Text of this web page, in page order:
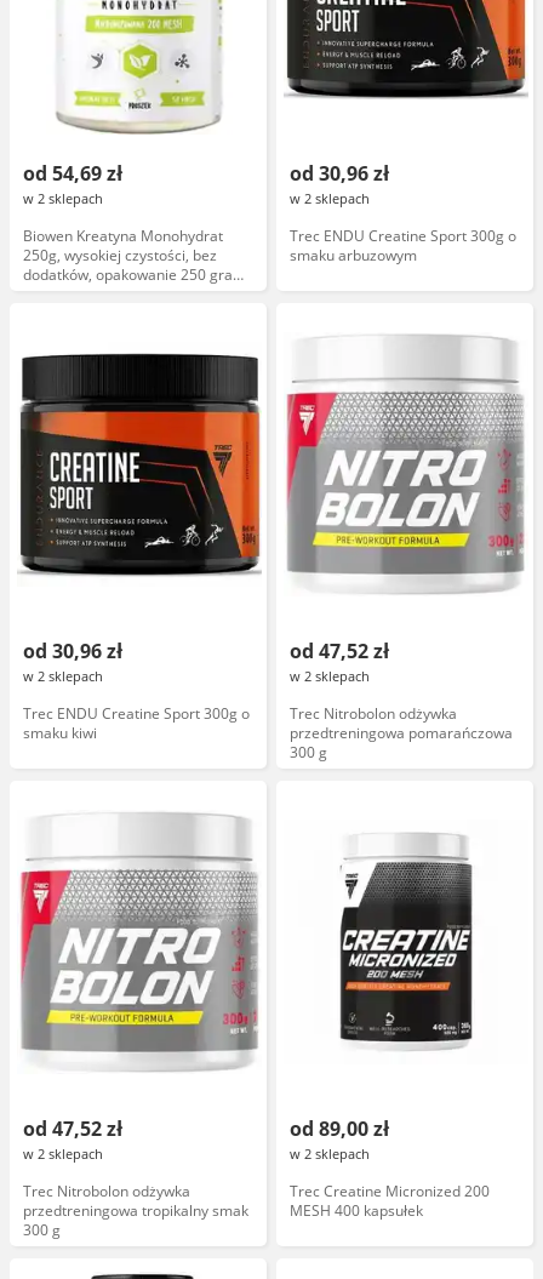
od 54,69 zł
w 2 sklepach
Biowen Kreatyna Monohydrat
250g, wysokiej czystości, bez
dodatków, opakowanie 250 gram,
produkt dla sportowców
od 30,96 zł
w 2 sklepach
Trec ENDU Creatine Sport 300g o
smaku arbuzowym
od 30,96 zł
w 2 sklepach
Trec ENDU Creatine Sport 300g o
smaku kiwi
od 47,52 zł
w 2 sklepach
Trec Nitrobolon odżywka
przedtreningowa pomarańczowa
300 g
od 47,52 zł
w 2 sklepach
Trec Nitrobolon odżywka
przedtreningowa tropikalny smak
300 g
od 89,00 zł
w 2 sklepach
Trec Creatine Micronized 200
MESH 400 kapsułek